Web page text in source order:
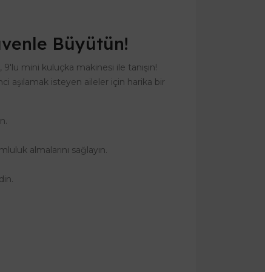
Büyütün!
mini kuluçka makinesi ile tanışın!
aşılamak isteyen aileler için harika bir
almalarını sağlayın.